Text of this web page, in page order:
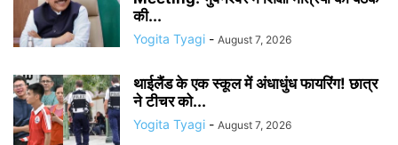
की...
Yogita Tyagi - August 7, 2026
थाईलैंड के एक स्कूल में अंधाधुंध फायरिंग! छात्र
ने टीचर को...
Yogita Tyagi - August 7, 2026